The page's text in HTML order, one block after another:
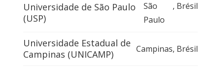
Universidade de São Paulo
(USP)
São
Paulo
, Brésil
Universidade Estadual de
Campinas (UNICAMP)
Campinas, Brésil